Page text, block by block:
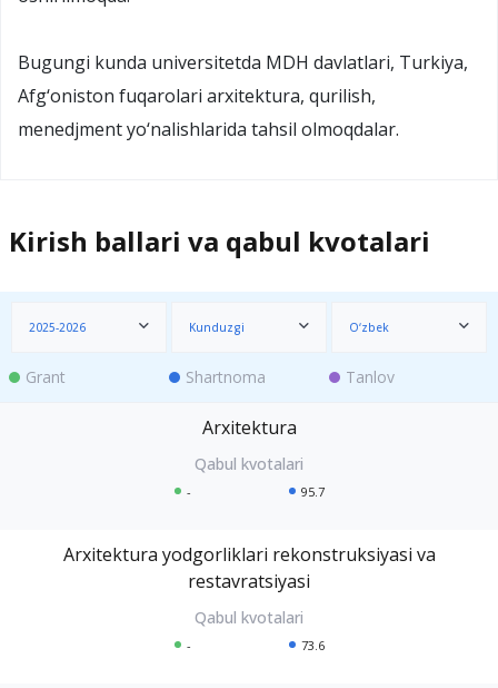
Bugungi kunda universitetda MDH davlatlari, Turkiya,
Afg‘oniston fuqarolari arxitektura, qurilish,
menedjment yo‘nalishlarida tahsil olmoqdalar.
Kirish ballari va qabul kvotalari
2025-2026 Kunduzgi O‘zbek
Grant Shartnoma Tanlov
Arxitektura
- 95.7
Arxitektura yodgorliklari rekonstruksiyasi va
restavratsiyasi
- 73.6